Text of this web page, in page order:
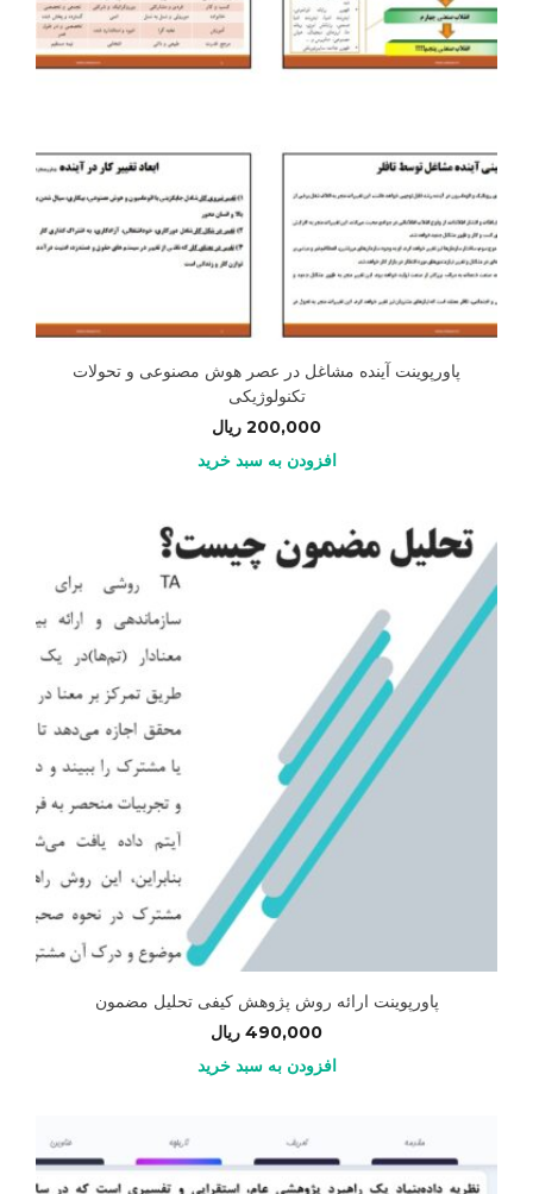
پاورپوینت آینده مشاغل در عصر هوش مصنوعی و تحولات
تکنولوژیکی
200,000 ریال
افزودن به سبد خرید
پاورپوینت ارائه روش پژوهش کیفی تحلیل مضمون
490,000 ریال
افزودن به سبد خرید